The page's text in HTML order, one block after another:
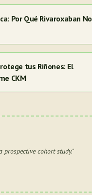
Por Qué Rivaroxaban No
tus Riñones: El
CKM
cohort study."